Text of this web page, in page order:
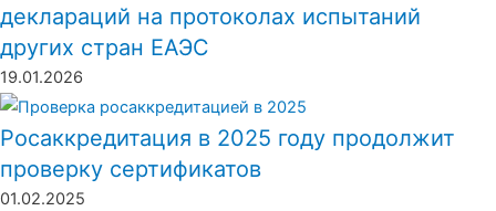
деклараций на протоколах испытаний
других стран ЕАЭС
19.01.2026
Росаккредитация в 2025 году продолжит
проверку сертификатов
01.02.2025